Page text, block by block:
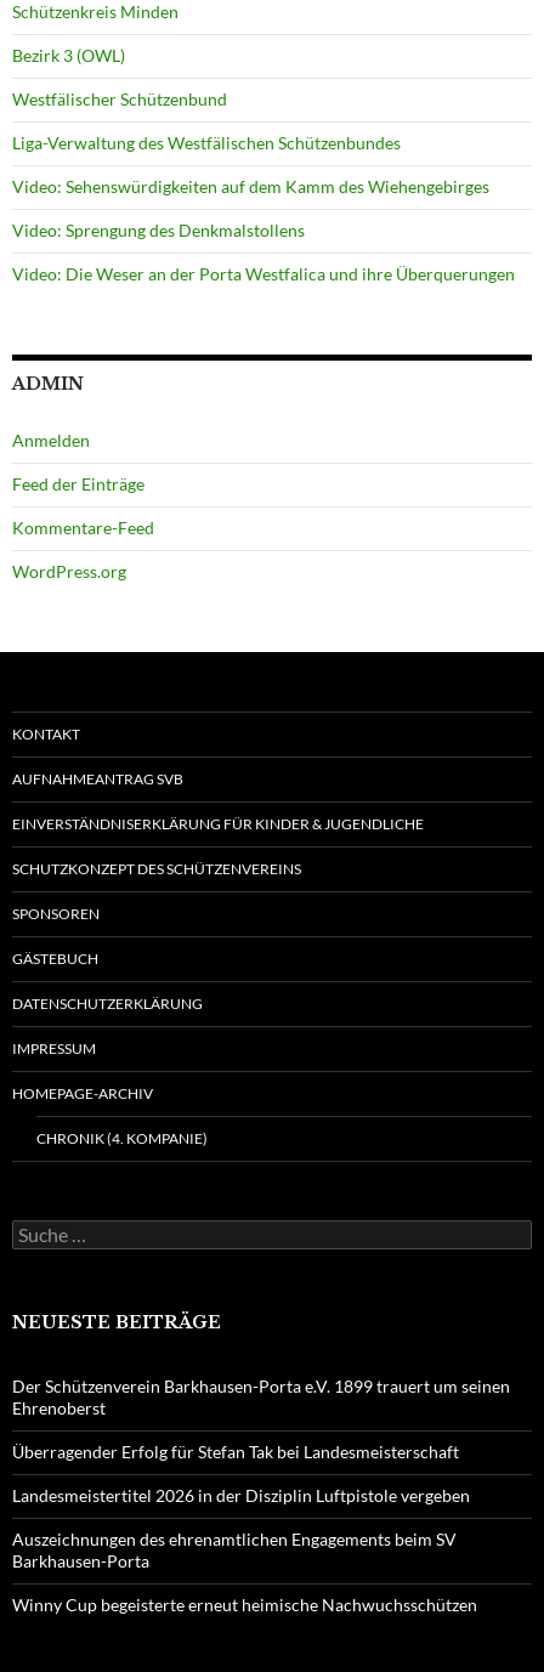
Schützenkreis Minden
Bezirk 3 (OWL)
Westfälischer Schützenbund
Liga-Verwaltung des Westfälischen Schützenbundes
Video: Sehenswürdigkeiten auf dem Kamm des Wiehengebirges
Video: Sprengung des Denkmalstollens
Video: Die Weser an der Porta Westfalica und ihre Überquerungen
ADMIN
Anmelden
Feed der Einträge
Kommentare-Feed
WordPress.org
KONTAKT
AUFNAHMEANTRAG SVB
EINVERSTÄNDNISERKLÄRUNG FÜR KINDER & JUGENDLICHE
SCHUTZKONZEPT DES SCHÜTZENVEREINS
SPONSOREN
GÄSTEBUCH
DATENSCHUTZERKLÄRUNG
IMPRESSUM
HOMEPAGE-ARCHIV
CHRONIK (4. KOMPANIE)
Suche
nach:
NEUESTE BEITRÄGE
Der Schützenverein Barkhausen-Porta e.V. 1899 trauert um seinen
Ehrenoberst
Überragender Erfolg für Stefan Tak bei Landesmeisterschaft
Landesmeistertitel 2026 in der Disziplin Luftpistole vergeben
Auszeichnungen des ehrenamtlichen Engagements beim SV
Barkhausen-Porta
Winny Cup begeisterte erneut heimische Nachwuchsschützen